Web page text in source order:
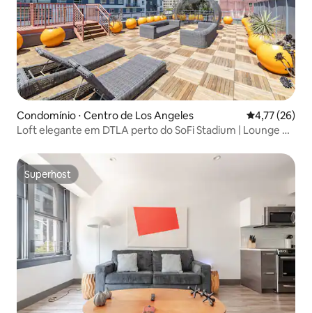
Condomínio ⋅ Centro de Los Angeles 4,77 de uma
4,77 (26)
Loft elegante em DTLA perto do SoFi Stadium | Lounge no
Superhost
Superhost